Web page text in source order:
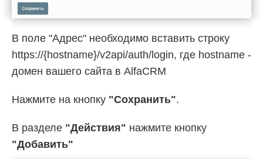
В поле "Адрес" необходимо вставить строку
https://{hostname}/v2api/auth/login, где hostname -
домен вашего сайта в AlfaCRM
Нажмите на кнопку "Сохранить".
В разделе "Действия" нажмите кнопку
"Добавить"